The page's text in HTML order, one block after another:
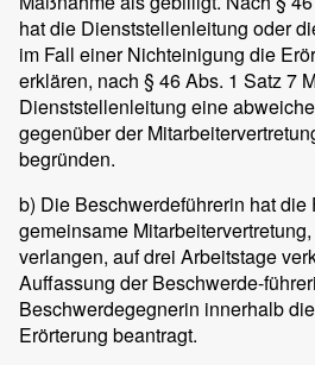
hat die Dienststellenleitung oder
im Fall einer Nichteinigung die
erklären, nach § 46 Abs. 1 Satz 7
Dienststellenleitung eine
gegenüber der
begründen.
b) Die Beschwerdeführerin hat die
gemeinsame
verlangen, auf drei Arbeitstage
Auffassung der Beschwerde-
Beschwerdegegnerin innerhalb
Erörterung beantragt.